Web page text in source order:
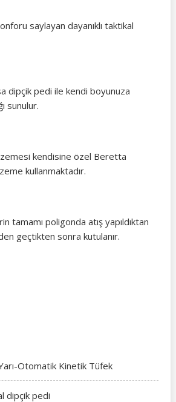
saylayan dayanıklı taktikal
dipçik pedi ile kendi boyunuza
sunulur.
kendisine özel Beretta
kullanmaktadır.
tamamı poligonda atış yapıldıktan
geçtikten sonra kutulanır.
Otomatik Kinetik Tüfek
dipçik pedi